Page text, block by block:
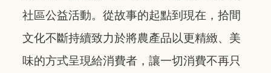
社區公益活動。從故事的起點到現在，拾間
文化不斷持續致力於將農產品以更精緻、美
味的方式呈現給消費者，讓一切消費不再只